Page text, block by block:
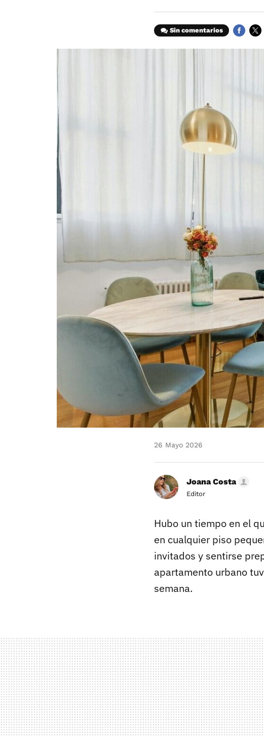
Sin comentarios
26 Mayo 2026
Joana Costa
Editor
Hubo un tiempo en el
en cualquier piso
invitados y sentirse
apartamento urbano
semana.